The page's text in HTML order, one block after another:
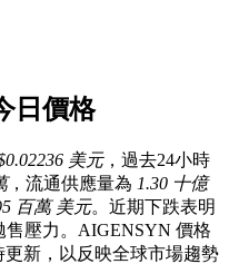
日價格
美元，過去24小時
，流通供應量為 1.30 十億
百萬 美元。近期下跌表明
壓力。AIGENSYN 價格
新，以反映全球市場趨勢